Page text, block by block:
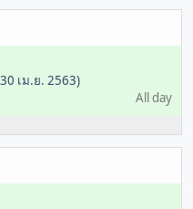
เม.ย. 2563)
All day